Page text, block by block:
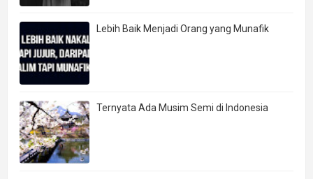
Lebih Baik Menjadi Orang yang Munafik
Ternyata Ada Musim Semi di Indonesia